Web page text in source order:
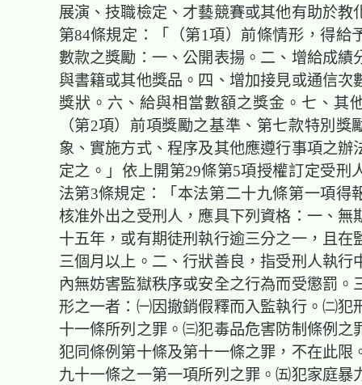
展演、技職檢定、才藝競賽或其他有助於教
第84條規定：「（第1項）前條情形，得給
數款之獎勵：一、公開表揚。二、增給成績
與書籍或其他獎品。四、增加接見或通信次
獎狀。六、給與相當數額之獎金。七、其
（第2項）前項獎勵之基準、第七款特別獎
象、實施方式、程序及其他應遵行事項之辦
定之。」依上開第29條第5項授權訂定受刑
法第3條規定：「本法第二十九條第一項得
核准外出之受刑人，應具下列資格：一、無
十五年，或有期徒刑執行逾三分之一，且在
三個月以上。二、行狀善良，指受刑人執行
內無妨害監獄秩序或安全之行為而受懲罰。
形之一者：㈠因撤銷假釋而入監執行。㈡犯
十一條所列之罪。㈢犯毒品危害防制條例之
犯同條例第十條及第十一條之罪，不在此限
九十一條之一第一項所列之罪。㈤犯家庭暴